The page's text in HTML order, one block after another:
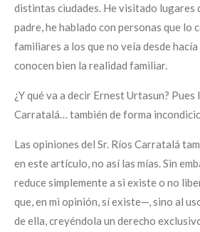
distintas ciudades. He visitado lugares
padre, he hablado con personas que lo
familiares a los que no veía desde
conocen bien la realidad familiar.
¿Y qué va a decir Ernest Urtasun? Pues
Carratalá… también de forma
Las opiniones del Sr. Ríos Carratalá
en este artículo, no así las mías. Sin
reduce simplemente a si existe o no
que, en mi opinión, sí existe—, sino al
de ella, creyéndola un derecho